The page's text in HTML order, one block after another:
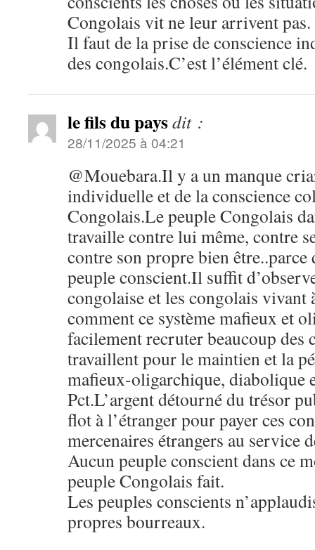
Congolais vit ne leur arrivent pas.
Il faut de la prise de conscience
des congolais.C’est l’élément clé.
le fils du paysdit :
28/11/2025 à 04:21
@Mouebara.Il y a un manque
individuelle et de la conscience
Congolais.Le peuple Congolais
travaille contre lui même, contre
contre son propre bien être..parce
peuple conscient.Il suffit
congolaise et les congolais vivant
comment ce système mafieux et
facilement recruter beaucoup des
travaillent pour le maintien et la
mafieux-oligarchique, diabolique
Pct.L’argent détourné du trésor
flot à l’étranger pour payer ces
mercenaires étrangers au service
Aucun peuple conscient dans ce
peuple Congolais fait.
Les peuples conscients
propres bourreaux.